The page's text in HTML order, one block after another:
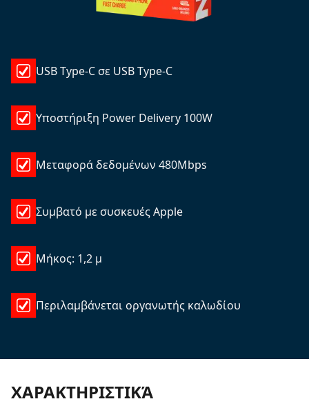
USB Type-C σε USB Type-C
Υποστήριξη Power Delivery 100W
Μεταφορά δεδομένων 480Mbps
Συμβατό με συσκευές Apple
Μήκος: 1,2 μ
Περιλαμβάνεται οργανωτής καλωδίου
ΧΑΡΑΚΤΗΡΙΣΤΙΚΆ